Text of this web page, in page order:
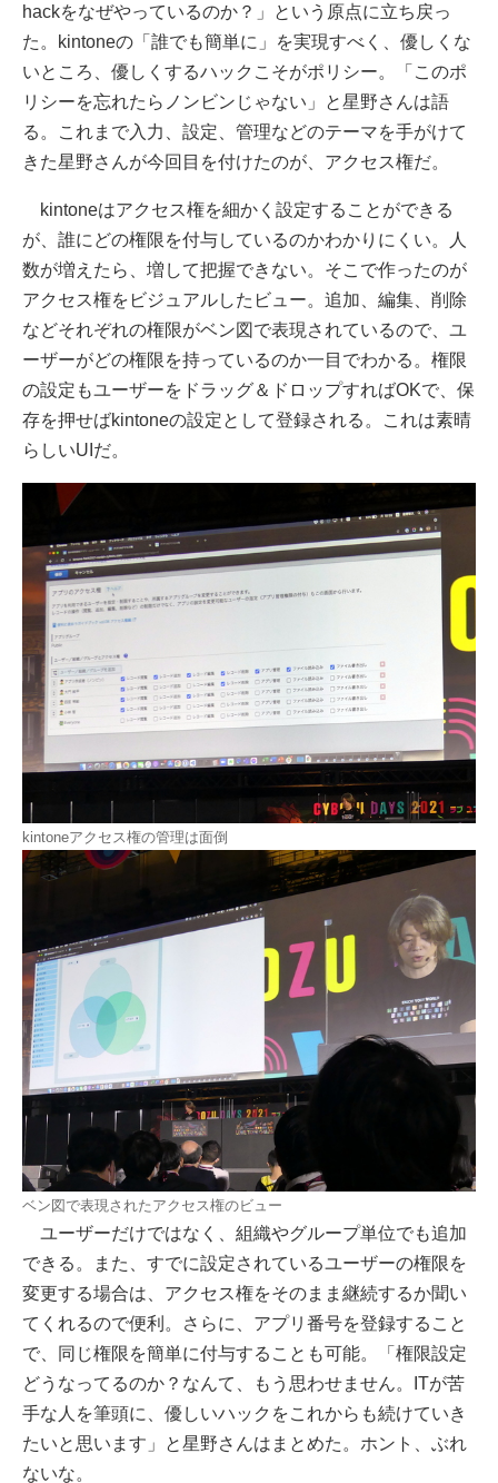
hackをなぜやっているのか？」という原点に立ち戻っ
た。kintoneの「誰でも簡単に」を実現すべく、優しくな
いところ、優しくするハックこそがポリシー。「このポ
リシーを忘れたらノンビンじゃない」と星野さんは語
る。これまで入力、設定、管理などのテーマを手がけて
きた星野さんが今回目を付けたのが、アクセス権だ。
kintoneはアクセス権を細かく設定することができる
が、誰にどの権限を付与しているのかわかりにくい。人
数が増えたら、増して把握できない。そこで作ったのが
アクセス権をビジュアルしたビュー。追加、編集、削除
などそれぞれの権限がベン図で表現されているので、ユ
ーザーがどの権限を持っているのか一目でわかる。権限
の設定もユーザーをドラッグ＆ドロップすればOKで、保
存を押せばkintoneの設定として登録される。これは素晴
らしいUIだ。
kintoneアクセス権の管理は面倒
ベン図で表現されたアクセス権のビュー
ユーザーだけではなく、組織やグループ単位でも追加
できる。また、すでに設定されているユーザーの権限を
変更する場合は、アクセス権をそのまま継続するか聞い
てくれるので便利。さらに、アプリ番号を登録すること
で、同じ権限を簡単に付与することも可能。「権限設定
どうなってるのか？なんて、もう思わせません。ITが苦
手な人を筆頭に、優しいハックをこれからも続けていき
たいと思います」と星野さんはまとめた。ホント、ぶれ
ないな。